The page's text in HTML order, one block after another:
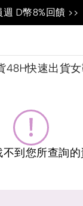
週 D幣8%回饋 >>
48H快速出貨
不到您所查詢